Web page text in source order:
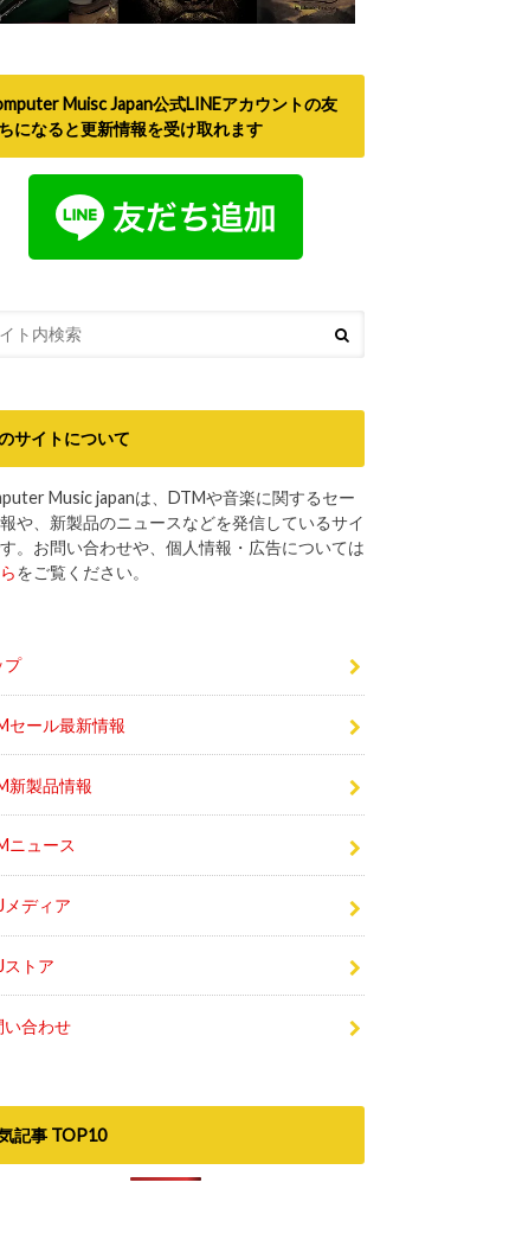
Muisc Japan公式LINEアカウントの友
になると更新情報を受け取れます
サイトについて
Music japanは、DTMや音楽に関するセー
や、新製品のニュースなどを発信しているサイ
す。お問い合わせや、個人情報・広告については
をご覧ください。
プ
セール最新情報
新製品情報
ニュース
メディア
ストア
い合わせ
記事 TOP10